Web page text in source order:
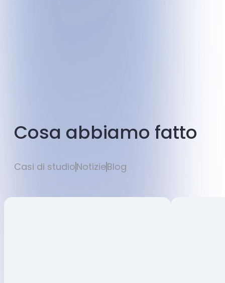
Cosa abbiamo fatto
Casi di studioNotizieBlog